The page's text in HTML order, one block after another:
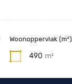
Woonoppervlak (m²)
490 m²